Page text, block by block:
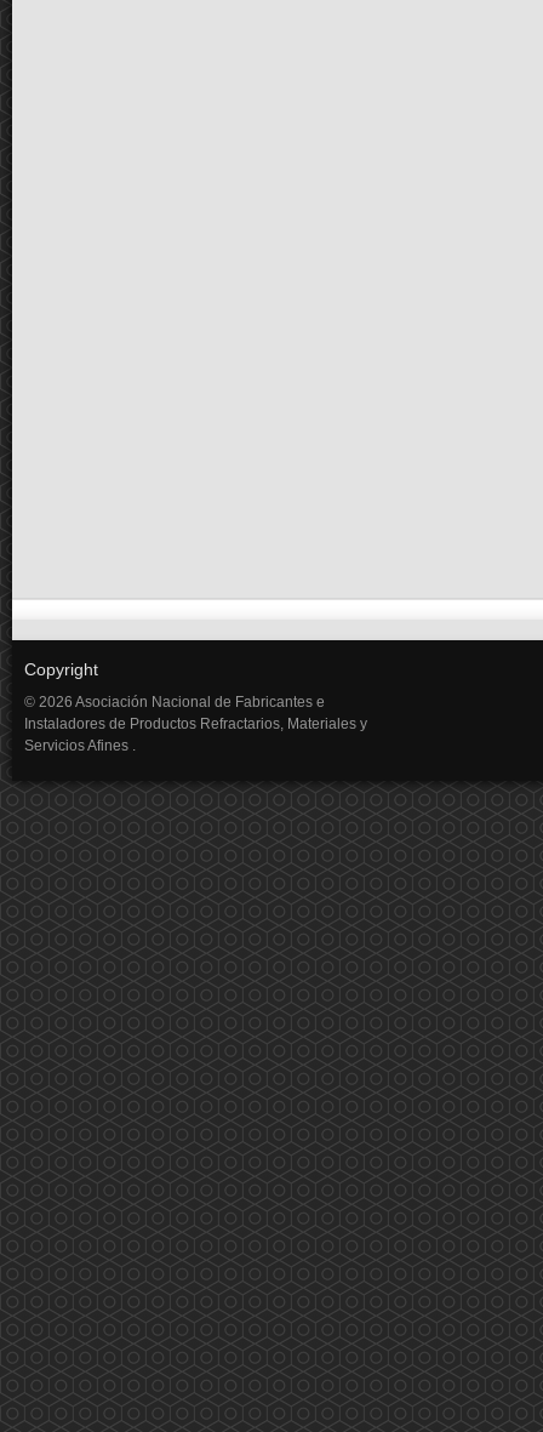
Copyright
© 2026 Asociación Nacional de Fabricantes e
Instaladores de Productos Refractarios, Materiales y
Servicios Afines .